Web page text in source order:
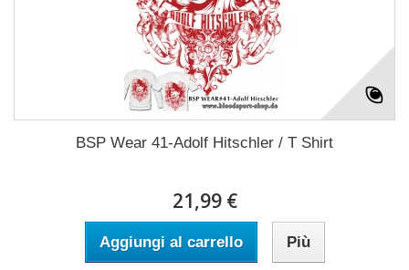
BSP Wear 41-Adolf Hitschler / T Shirt
21,99 €
Aggiungi al carrello Più